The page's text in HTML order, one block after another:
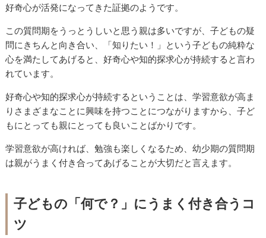
好奇心が活発になってきた証拠のようです。
この質問期をうっとうしいと思う親は多いですが、子どもの疑
問にきちんと向き合い、「知りたい！」という子どもの純粋な
心を満たしてあげると、好奇心や知的探求心が持続すると言わ
れています。
好奇心や知的探求心が持続するということは、学習意欲が高ま
りさまざまなことに興味を持つことにつながりますから、子ど
もにとっても親にとっても良いことばかりです。
学習意欲が高ければ、勉強も楽しくなるため、幼少期の質問期
は親がうまく付き合ってあげることが大切だと言えます。
子どもの「何で？」にうまく付き合うコ
ツ